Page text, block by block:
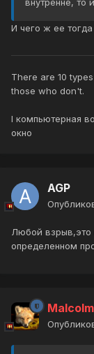
внутренне, то
И чего ж ее
There are 10
those who don't.
I компьютерная
окно
AGP
Любой взрыв,это
определенном
Malcolm